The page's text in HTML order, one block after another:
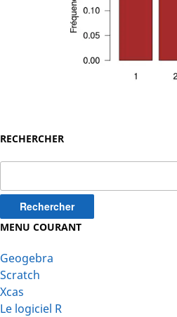
RECHERCHER
MENU COURANT
Geogebra
Scratch
Xcas
Le logiciel R